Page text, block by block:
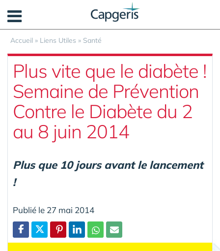
Accueil » Liens Utiles » Santé
Plus vite que le diabète !
Semaine de Prévention
Contre le Diabète du 2
au 8 juin 2014
Plus que 10 jours avant le lancement
!
Publié le 27 mai 2014
Partager